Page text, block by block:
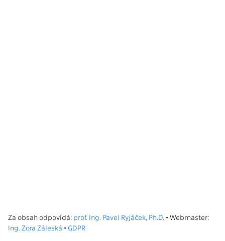
Za obsah odpovídá: prof. Ing. Pavel Ryjáček, Ph.D. • Webmaster:
Ing. Zora Záleská • GDPR